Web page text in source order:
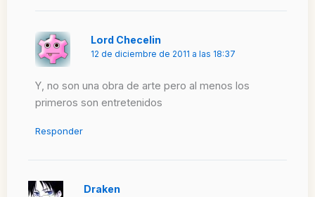
Lord Checelin
12 de diciembre de 2011 a las 18:37
Y, no son una obra de arte pero al menos los
primeros son entretenidos
Responder
Draken